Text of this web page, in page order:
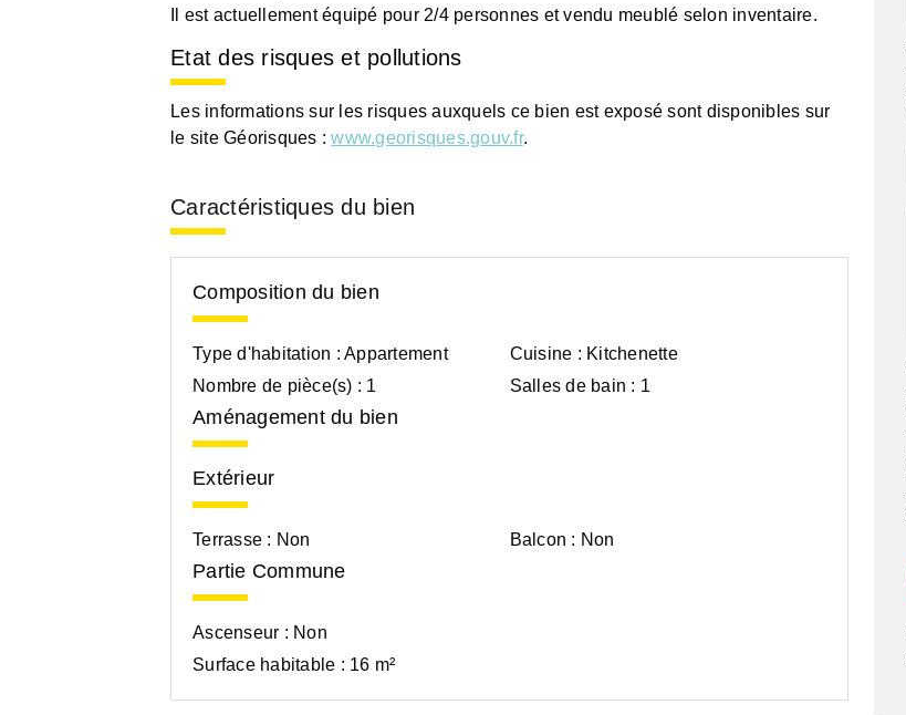
Il est actuellement équipé pour 2/4 personnes et vendu meublé selon inventaire.
Etat des risques et pollutions
Les informations sur les risques auxquels ce bien est exposé sont disponibles sur
le site Géorisques :www.georisques.gouv.fr.
Caractéristiques du bien
Composition du bien
Type d'habitation : Appartement Cuisine : Kitchenette
Nombre de pièce(s) : 1 Salles de bain : 1
Aménagement du bien
Extérieur
Terrasse : Non Balcon : Non
Partie Commune
Ascenseur : Non
Surface habitable : 16 m²